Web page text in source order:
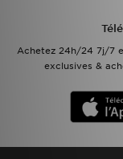
Achetez 24h/24 7j/7
exclusives &